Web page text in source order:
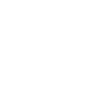
Harus Berdiri di